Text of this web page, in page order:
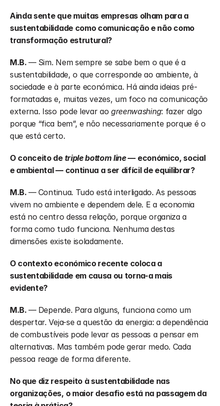
Ainda sente que muitas empresas olham para a
sustentabilidade como comunicação e não como
transformação estrutural?
M.B. — Sim. Nem sempre se sabe bem o que é a
sustentabilidade, o que corresponde ao ambiente, à
sociedade e à parte económica. Há ainda ideias pré-
formatadas e, muitas vezes, um foco na comunicação
externa. Isso pode levar ao greenwashing: fazer algo
porque “fica bem”, e não necessariamente porque é o
que está certo.
O conceito de triple bottom line — económico, social
e ambiental — continua a ser difícil de equilibrar?
M.B. — Continua. Tudo está interligado. As pessoas
vivem no ambiente e dependem dele. E a economia
está no centro dessa relação, porque organiza a
forma como tudo funciona. Nenhuma destas
dimensões existe isoladamente.
O contexto económico recente coloca a
sustentabilidade em causa ou torna-a mais
evidente?
M.B. — Depende. Para alguns, funciona como um
despertar. Veja-se a questão da energia: a dependência
de combustíveis pode levar as pessoas a pensar em
alternativas. Mas também pode gerar medo. Cada
pessoa reage de forma diferente.
No que diz respeito à sustentabilidade nas
organizações, o maior desafio está na passagem da